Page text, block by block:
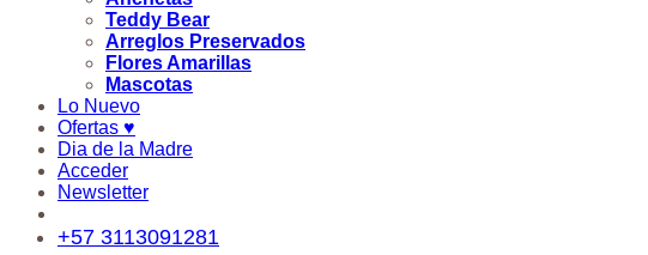
Teddy Bear
Arreglos Preservados
Flores Amarillas
Mascotas
Lo Nuevo
Ofertas ♥
Dia de la Madre
Acceder
Newsletter
+57 3113091281